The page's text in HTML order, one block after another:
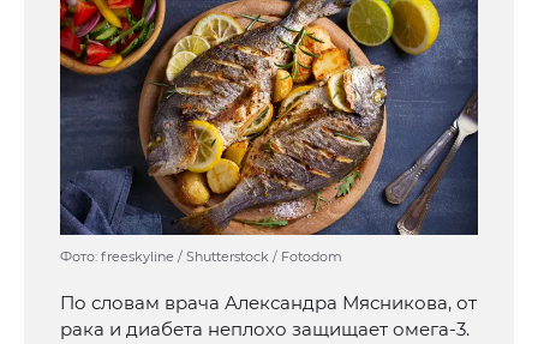
Фото: freeskyline / Shutterstock / Fotodom
По словам врача Александра Мясникова, от
рака и диабета неплохо защищает омега-3.